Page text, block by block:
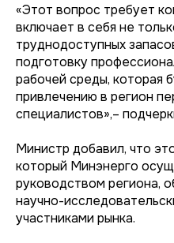
«Этот вопрос требует
включает в себя не
труднодоступных
подготовку
рабочей среды, которая
привлечению в регион
специалистов»,–
Министр добавил, что
который Минэнерго
руководством региона,
научно-
участниками рынка.